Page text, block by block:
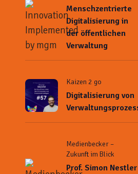
Menschzentrierte
Digitalisierung in
der öffentlichen
Verwaltung
Kaizen 2 go
Digitalisierung von
Medienbecker –
Zukunft im Blick
Prof. Simon Nestler